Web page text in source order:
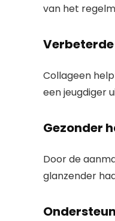
van het
Collageen
een jeugdiger
Gezonder
Door de
glanzender